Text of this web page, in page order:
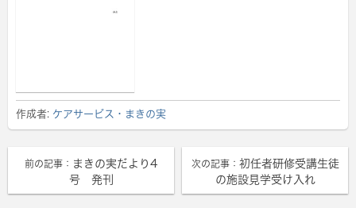
作成者: ケアサービス・まきの実
前の記事： まきの実だより4
号 発刊
次の記事： 初任者研修受講生徒
の施設見学受け入れ